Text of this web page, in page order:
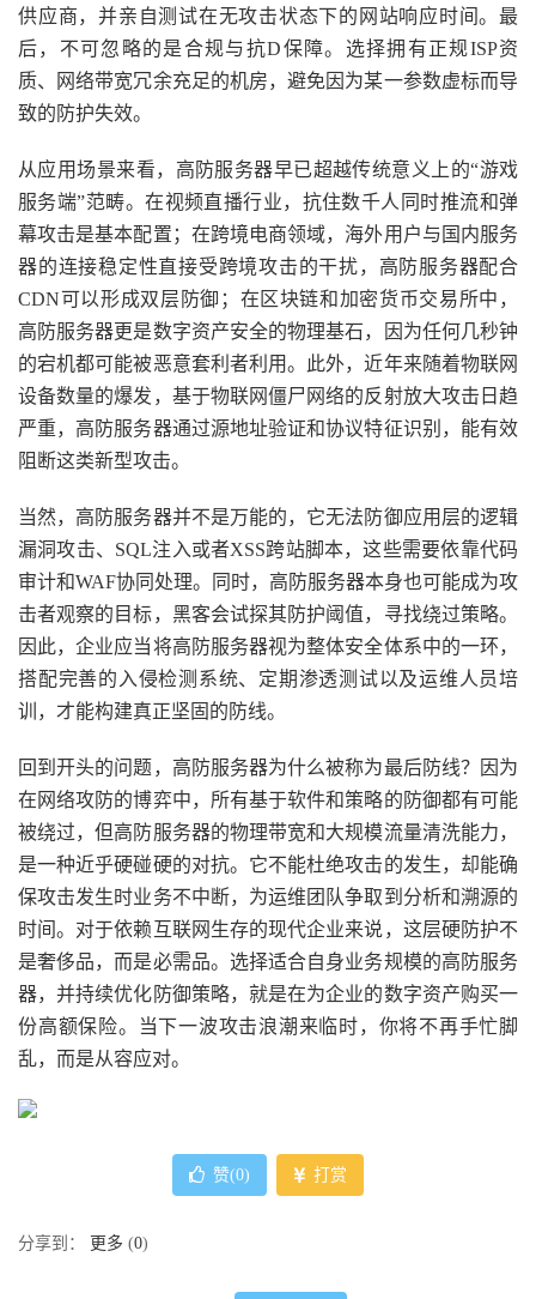
供应商，并亲自测试在无攻击状态下的网站响应时间。最
后，不可忽略的是合规与抗D保障。选择拥有正规ISP资
质、网络带宽冗余充足的机房，避免因为某一参数虚标而导
致的防护失效。
从应用场景来看，高防服务器早已超越传统意义上的“游戏
服务端”范畴。在视频直播行业，抗住数千人同时推流和弹
幕攻击是基本配置；在跨境电商领域，海外用户与国内服务
器的连接稳定性直接受跨境攻击的干扰，高防服务器配合
CDN可以形成双层防御；在区块链和加密货币交易所中，
高防服务器更是数字资产安全的物理基石，因为任何几秒钟
的宕机都可能被恶意套利者利用。此外，近年来随着物联网
设备数量的爆发，基于物联网僵尸网络的反射放大攻击日趋
严重，高防服务器通过源地址验证和协议特征识别，能有效
阻断这类新型攻击。
当然，高防服务器并不是万能的，它无法防御应用层的逻辑
漏洞攻击、SQL注入或者XSS跨站脚本，这些需要依靠代码
审计和WAF协同处理。同时，高防服务器本身也可能成为攻
击者观察的目标，黑客会试探其防护阈值，寻找绕过策略。
因此，企业应当将高防服务器视为整体安全体系中的一环，
搭配完善的入侵检测系统、定期渗透测试以及运维人员培
训，才能构建真正坚固的防线。
回到开头的问题，高防服务器为什么被称为最后防线？因为
在网络攻防的博弈中，所有基于软件和策略的防御都有可能
被绕过，但高防服务器的物理带宽和大规模流量清洗能力，
是一种近乎硬碰硬的对抗。它不能杜绝攻击的发生，却能确
保攻击发生时业务不中断，为运维团队争取到分析和溯源的
时间。对于依赖互联网生存的现代企业来说，这层硬防护不
是奢侈品，而是必需品。选择适合自身业务规模的高防服务
器，并持续优化防御策略，就是在为企业的数字资产购买一
份高额保险。当下一波攻击浪潮来临时，你将不再手忙脚
乱，而是从容应对。
赞(0) 打赏
分享到： 更多 (0)